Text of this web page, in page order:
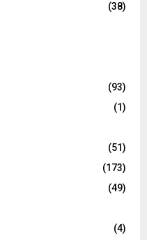
(38)
(93)
(1)
(51)
(173)
(49)
(4)